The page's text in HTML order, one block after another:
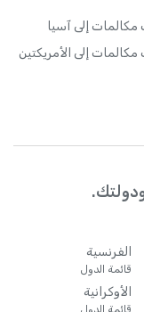
مكالمات إلى آسيا
مكالمات إلى الأمريكتين
الفرنسية
قائمة الدول
الأوكرانية
قائمة الدول